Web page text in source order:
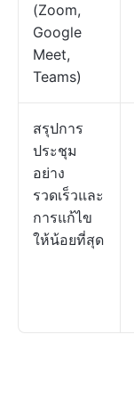
(Zoom,
Google
Meet,
Teams)
สรุปการ
ประชุม
อย่าง
รวดเร็วและ
การแก้ไข
ให้น้อยที่สุด